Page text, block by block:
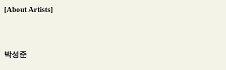
[About Artists]
박성준